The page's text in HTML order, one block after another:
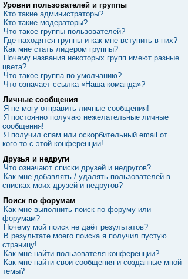
Уровни пользователей и группы
Кто такие администраторы?
Кто такие модераторы?
Что такое группы пользователей?
Где находятся группы и как мне вступить в них?
Как мне стать лидером группы?
Почему названия некоторых групп имеют разные
цвета?
Что такое группа по умолчанию?
Что означает ссылка «Наша команда»?
Личные сообщения
Я не могу отправить личные сообщения!
Я постоянно получаю нежелательные личные
сообщения!
Я получил спам или оскорбительный email от
кого-то с этой конференции!
Друзья и недруги
Что означают списки друзей и недругов?
Как мне добавлять / удалять пользователей в
списках моих друзей и недругов?
Поиск по форумам
Как мне выполнить поиск по форуму или
форумам?
Почему мой поиск не даёт результатов?
В результате моего поиска я получил пустую
страницу!
Как мне найти пользователя конференции?
Как мне найти свои сообщения и созданные мной
темы?